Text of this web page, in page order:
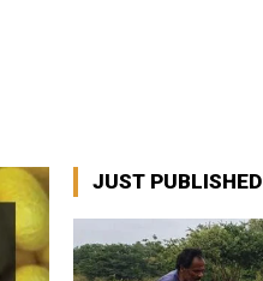
JUST PUBLISHED